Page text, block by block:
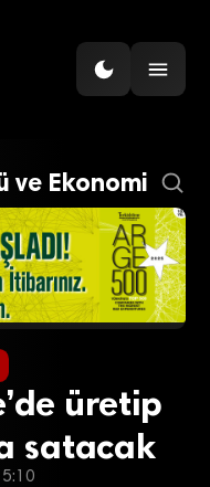
ve Ekonomi
üretip
satacak